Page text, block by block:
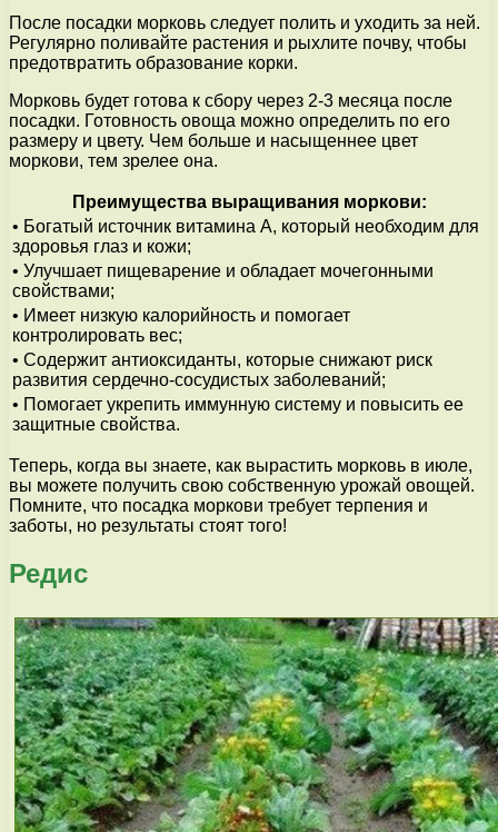
После посадки морковь следует полить и уходить за ней.
Регулярно поливайте растения и рыхлите почву, чтобы
предотвратить образование корки.
Морковь будет готова к сбору через 2-3 месяца после
посадки. Готовность овоща можно определить по его
размеру и цвету. Чем больше и насыщеннее цвет
моркови, тем зрелее она.
Преимущества выращивания моркови:
• Богатый источник витамина А, который необходим для
здоровья глаз и кожи;
• Улучшает пищеварение и обладает мочегонными
свойствами;
• Имеет низкую калорийность и помогает
контролировать вес;
• Содержит антиоксиданты, которые снижают риск
развития сердечно-сосудистых заболеваний;
• Помогает укрепить иммунную систему и повысить ее
защитные свойства.
Теперь, когда вы знаете, как вырастить морковь в июле,
вы можете получить свою собственную урожай овощей.
Помните, что посадка моркови требует терпения и
заботы, но результаты стоят того!
Редис